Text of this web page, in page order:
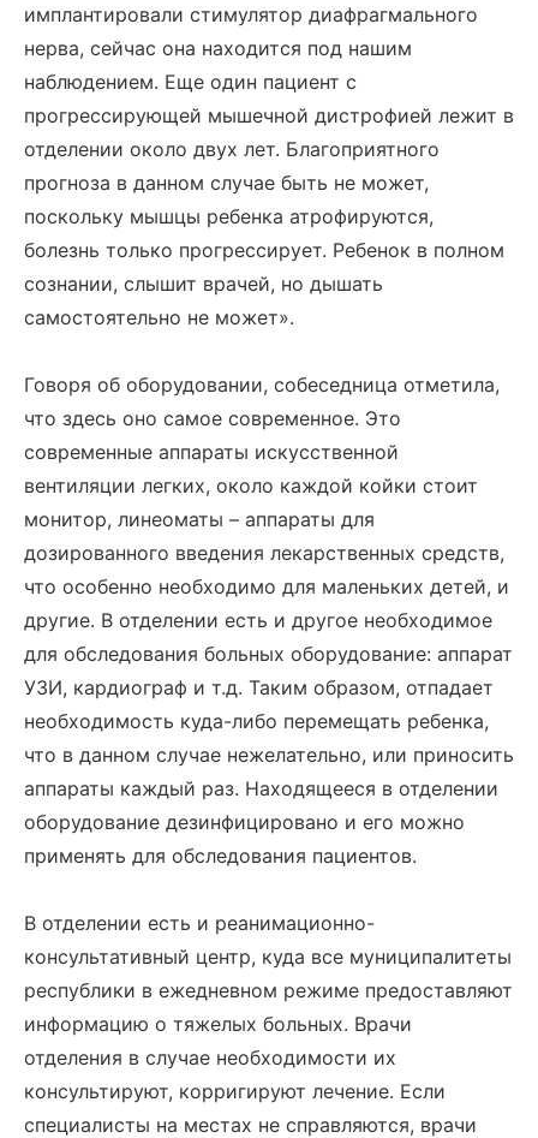
имплантировали стимулятор диафрагмального
нерва, сейчас она находится под нашим
наблюдением. Еще один пациент с
прогрессирующей мышечной дистрофией лежит в
отделении около двух лет. Благоприятного
прогноза в данном случае быть не может,
поскольку мышцы ребенка атрофируются,
болезнь только прогрессирует. Ребенок в полном
сознании, слышит врачей, но дышать
самостоятельно не может».
Говоря об оборудовании, собеседница отметила,
что здесь оно самое современное. Это
современные аппараты искусственной
вентиляции легких, около каждой койки стоит
монитор, линеоматы – аппараты для
дозированного введения лекарственных средств,
что особенно необходимо для маленьких детей, и
другие. В отделении есть и другое необходимое
для обследования больных оборудование: аппарат
УЗИ, кардиограф и т.д. Таким образом, отпадает
необходимость куда-либо перемещать ребенка,
что в данном случае нежелательно, или приносить
аппараты каждый раз. Находящееся в отделении
оборудование дезинфицировано и его можно
применять для обследования пациентов.
В отделении есть и реанимационно-
консультативный центр, куда все муниципалитеты
республики в ежедневном режиме предоставляют
информацию о тяжелых больных. Врачи
отделения в случае необходимости их
консультируют, корригируют лечение. Если
специалисты на местах не справляются, врачи